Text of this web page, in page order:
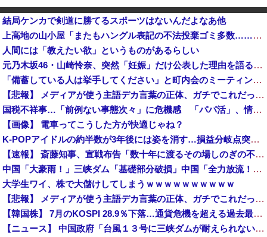
結局ケンカで剣道に勝てるスポーツはないんだよなあ他
上高地の山小屋「またもハングル表記の不法投棄ゴミ多数……」→韓国メディア「ハングルの書かれた指定ゴミ袋にキムチが入っていたとしても、捨てたのは韓国人とはかぎらない！」……せ、せやな
人間には「教えたい欲」というものがあるらしい
元乃木坂46・山崎怜奈、突然「妊娠」だけ公表した理由を語る！！！
「備蓄している人は挙手してください」と町内会のミーティング、何の気なしに手を挙げてしまった結果……
【悲報】 メディアが使う主語デカ言葉の正体、ガチでこれだったｗｗｗｗ
国税不祥事…「前例ない事態次々」に危機感 「パパ活」、情報漏えいも…
【画像】 電車ってこうした方が快適じゃね？
K-POPアイドルの約半数が3年後には姿を消す…損益分岐点突破は4％未満
【速報】 斎藤知事、宣戦布告「数十年に渡るその場しのぎの不適切会計、私の代でケリをつける」
中国「大豪雨！」三峡ダム「基礎部分破損」中国「全力放流！」台風13号「中国上陸予測」台風15号「中国接近（画像」中国「台風同時上陸！（穀物生産が壊滅危機」→
大学生ワイ、株で大儲けしてしまうｗｗｗｗｗｗｗｗｗｗ
【悲報】 メディアが使う主語デカ言葉の正体、ガチでこれだったｗｗｗｗ
【韓国株】 7月のKOSPI 28.9％下落…通貨危機を超える過去最大の下げ幅
【ニュース】 中国政府「台風１３号に三峡ダムが耐えられない！全開放流しろ！」⇒ 下流域の街が壊滅状態ｗｗｗｗｗ